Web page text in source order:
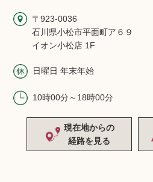
〒923-0036
石川県小松市平面町ア６９
イオン小松店 1F
日曜日 年末年始
10時00分～18時00分
現在地からの
経路を見る